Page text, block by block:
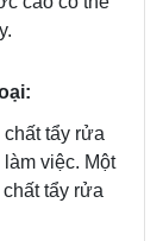
tẩy rửa
việc. Một
tẩy rửa